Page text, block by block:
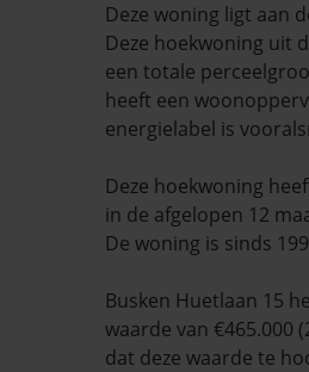
Deze woning ligt aan
Deze hoekwoning uit
een totale
heeft een
energielabel is
Deze hoekwoning
in de afgelopen 12
De woning is sinds
Busken Huetlaan 15
waarde van €465.000
dat deze waarde te